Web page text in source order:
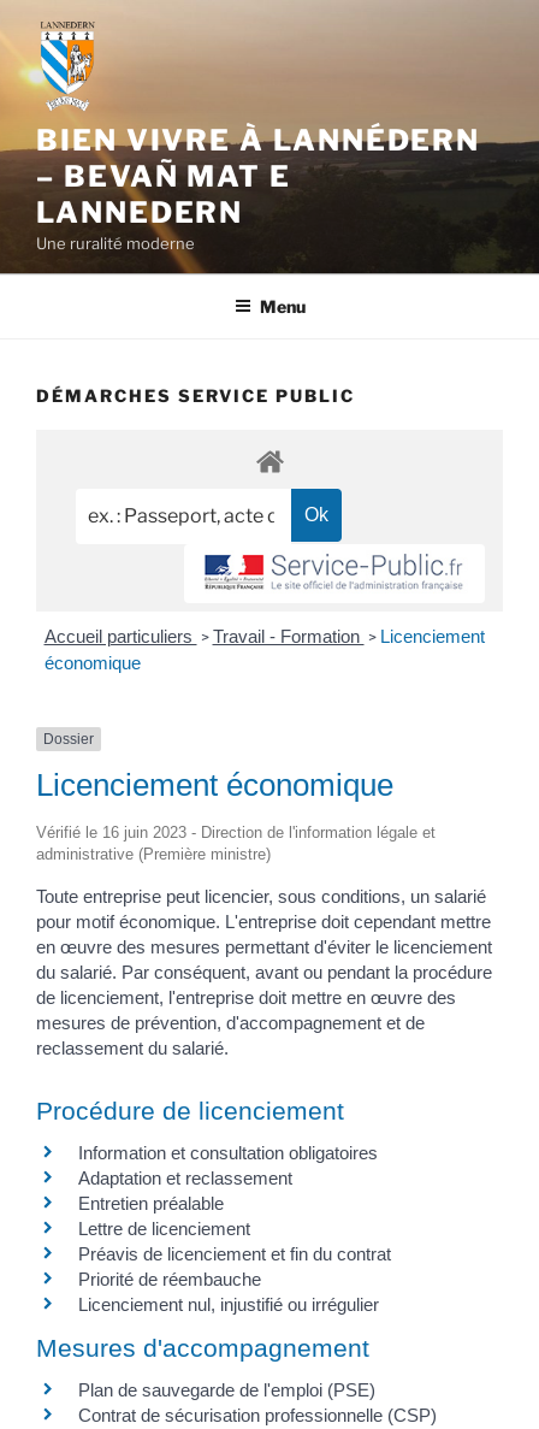
contenu
principal
BIEN VIVRE À LANNÉDERN
– BEVAÑ MAT E
LANNEDERN
Une ruralité moderne
Menu
DÉMARCHES SERVICE PUBLIC
Accueil particuliers > Travail - Formation > Licenciement
économique
Dossier
Licenciement économique
Vérifié le 16 juin 2023 - Direction de l'information légale et
administrative (Première ministre)
Toute entreprise peut licencier, sous conditions, un salarié
pour motif économique. L'entreprise doit cependant mettre
en œuvre des mesures permettant d'éviter le licenciement
du salarié. Par conséquent, avant ou pendant la procédure
de licenciement, l'entreprise doit mettre en œuvre des
mesures de prévention, d'accompagnement et de
reclassement du salarié.
Procédure de licenciement
Information et consultation obligatoires
Adaptation et reclassement
Entretien préalable
Lettre de licenciement
Préavis de licenciement et fin du contrat
Priorité de réembauche
Licenciement nul, injustifié ou irrégulier
Mesures d'accompagnement
Plan de sauvegarde de l'emploi (PSE)
Contrat de sécurisation professionnelle (CSP)